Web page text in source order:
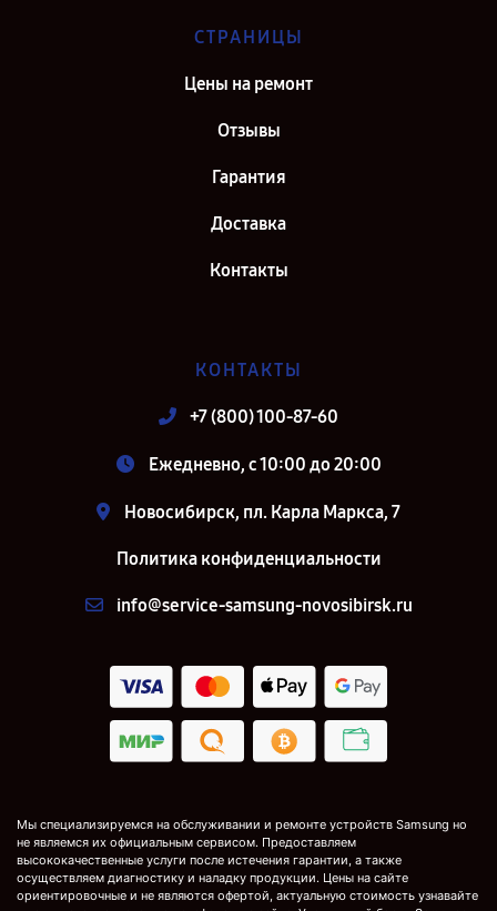
СТРАНИЦЫ
Цены на ремонт
Отзывы
Гарантия
Доставка
Контакты
КОНТАКТЫ
+7 (800) 100-87-60
Ежедневно, с 10:00 до 20:00
Новосибирск, пл. Карла Маркса, 7
Политика конфиденциальности
info@service-samsung-novosibirsk.ru
Мы специализируемся на обслуживании и ремонте устройств Samsung но
не являемся их официальным сервисом. Предоставляем
высококачественные услуги после истечения гарантии, а также
осуществляем диагностику и наладку продукции. Цены на сайте
ориентировочные и не являются офертой, актуальную стоимость узнавайте